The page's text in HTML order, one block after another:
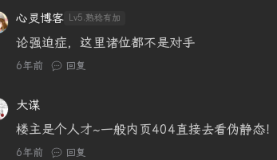
心灵博客 Lv5.熟稔有加
论强迫症，这里诸位都不是对手
6年前 回复
大谋
楼主是个人才~一般内页404直接去看伪静态！
6年前 回复